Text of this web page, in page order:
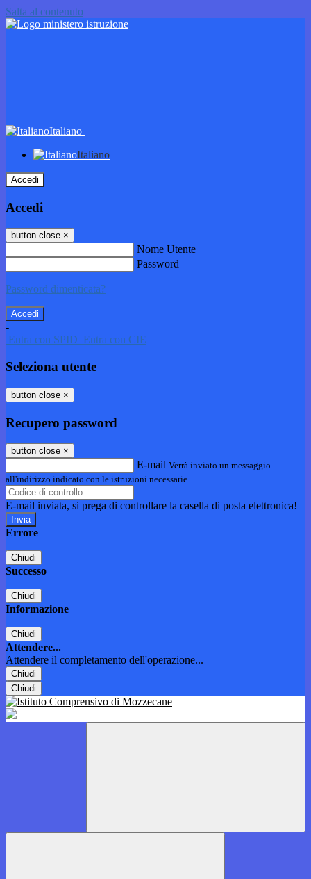
Salta al contenuto
Italiano
Italiano
Accedi
Accedi
button close ×
Nome Utente
Password
Password dimenticata?
-
Entra con SPID Entra con CIE
Seleziona utente
button close ×
Recupero password
button close ×
E-mail Verrà inviato un messaggio
all'indirizzo indicato con le istruzioni necessarie.
E-mail inviata, si prega di controllare la casella di posta elettronica!
Errore
Chiudi
Successo
Chiudi
Informazione
Chiudi
Attendere...
Attendere il completamento dell'operazione...
Chiudi
Chiudi